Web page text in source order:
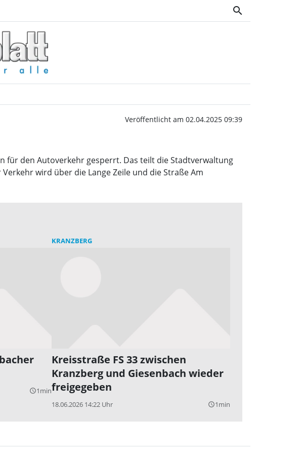
search
| Wochenblatt OWV
Veröffentlicht am 02.04.2025 09:39
für den Autoverkehr gesperrt. Das teilt die Stadtverwaltung
wird über die Lange Zeile und die Straße Am
query_builder1min
KRANZBERG
Kreisstraße FS 33 zwischen
Kranzberg und Giesenbach wieder
freigegeben
18.06.2026 14:22 Uhr query_builder1min